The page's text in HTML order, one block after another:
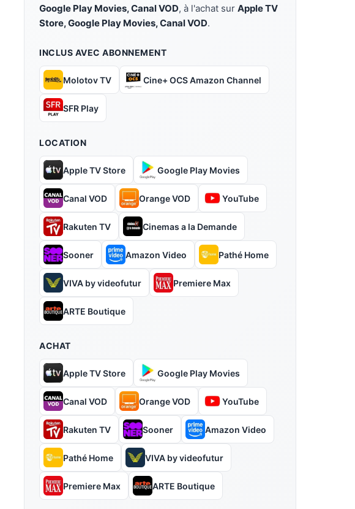
Google Play Movies, Canal VOD, à l'achat surApple TV
Store, Google Play Movies, Canal VOD.
INCLUS AVEC ABONNEMENT
Molotov TV Cine+ OCS Amazon Channel
SFR Play
LOCATION
Apple TV Store Google Play Movies
Canal VOD Orange VOD YouTube
Rakuten TV Cinemas a la Demande
Sooner Amazon Video Pathé Home
VIVA by videofutur Premiere Max
ARTE Boutique
ACHAT
Apple TV Store Google Play Movies
Canal VOD Orange VOD YouTube
Rakuten TV Sooner Amazon Video
Pathé Home VIVA by videofutur
Premiere Max ARTE Boutique